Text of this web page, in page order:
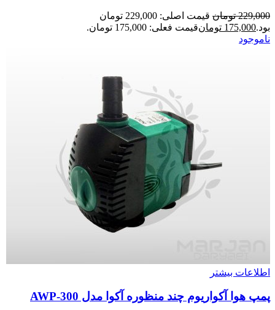
229,000 تومان
قیمت اصلی: 229,000 تومان
بود.175,000 تومانقیمت فعلی: 175,000 تومان.
ناموجود
اطلاعات بیشتر
پمپ هوا آکواریوم چند منظوره آکوا مدل AWP-300